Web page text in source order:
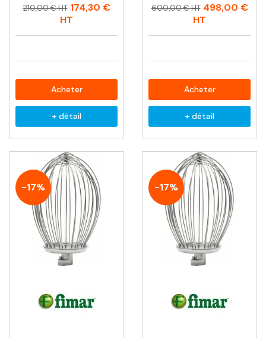
Prix
Prix
210,00 € HT 174,30 €
HT
Acheter
+ détail
Prix
Prix
600,00 € HT 498,00 €
HT
Acheter
+ détail
-17% -17%